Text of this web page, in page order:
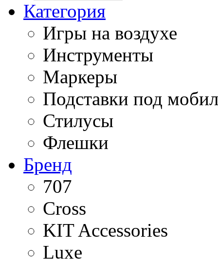
Категория
Игры на воздухе
Инструменты
Маркеры
Подставки под
Стилусы
Флешки
Бренд
707
Cross
KIT Accessories
Luxe